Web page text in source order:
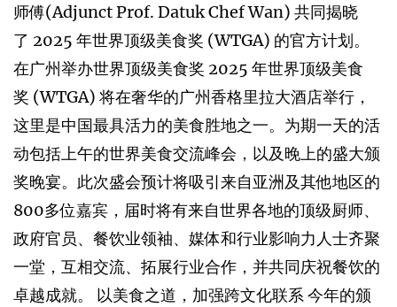
师傅(Adjunct Prof. Datuk Chef Wan) 共同揭晓
了 2025 年世界顶级美食奖 (WTGA) 的官方计划。
在广州举办世界顶级美食奖 2025 年世界顶级美食
奖 (WTGA) 将在奢华的广州香格里拉大酒店举行，
这里是中国最具活力的美食胜地之一。为期一天的活
动包括上午的世界美食交流峰会，以及晚上的盛大颁
奖晚宴。此次盛会预计将吸引来自亚洲及其他地区的
800多位嘉宾，届时将有来自世界各地的顶级厨师、
政府官员、餐饮业领袖、媒体和行业影响力人士齐聚
一堂，互相交流、拓展行业合作，并共同庆祝餐饮的
卓越成就。 以美食之道，加强跨文化联系 今年的颁